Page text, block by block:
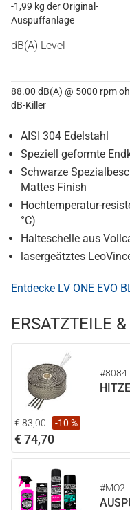
-1,99 kg der Original-
Auspuffanlage
dB(A) Level
88.00 dB(A) @ 5000 rpm
dB-Killer
AISI 304 Edelstahl
Speziell geformte
Schwarze
Mattes Finish
Hochtemperatur-
°C)
Halteschelle aus
lasergeätztes
Entdecke LV ONE EVO
ERSATZTEILE
#8084
€ 83,00 -10 %
€ 74,70
#MO2